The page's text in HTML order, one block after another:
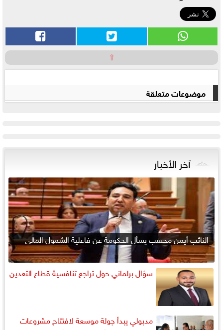
⇧
موضوعات متعلقة
آخر الأخبار
النائب أيمن محسب يسأل الحكومة عن فاعلية الشمول المالي
سؤال برلماني حول تراجع تنافسية قطاع التعدين
مدبولي يبدأ جولة موسعة لافتتاح مشروعات